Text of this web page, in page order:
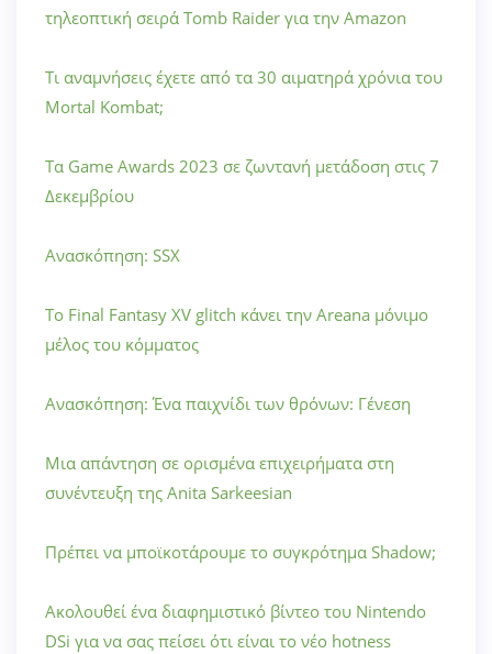
τηλεοπτική σειρά Tomb Raider για την Amazon
Τι αναμνήσεις έχετε από τα 30 αιματηρά χρόνια του
Mortal Kombat;
Τα Game Awards 2023 σε ζωντανή μετάδοση στις 7
Δεκεμβρίου
Ανασκόπηση: SSX
Το Final Fantasy XV glitch κάνει την Areana μόνιμο
μέλος του κόμματος
Ανασκόπηση: Ένα παιχνίδι των θρόνων: Γένεση
Μια απάντηση σε ορισμένα επιχειρήματα στη
συνέντευξη της Anita Sarkeesian
Πρέπει να μποϊκοτάρουμε το συγκρότημα Shadow;
Ακολουθεί ένα διαφημιστικό βίντεο του Nintendo
DSi για να σας πείσει ότι είναι το νέο hotness